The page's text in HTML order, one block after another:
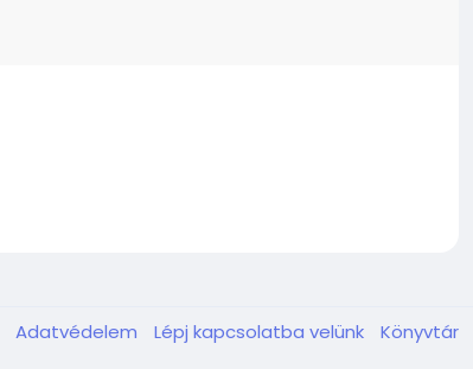
Adatvédelem Lépj kapcsolatba velünk Könyvtár